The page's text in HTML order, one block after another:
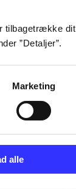
tilbagetrække dit
”Detaljer”.
Marketing
alle